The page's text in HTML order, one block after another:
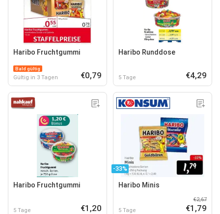
Haribo Fruchtgummi
Bald gültig
Gültig in 3 Tagen €0,79
Haribo Runddose
5 Tage €4,29
Haribo Fruchtgummi
5 Tage €1,20
-33%
Haribo Minis
5 Tage
€2,67
€1,79